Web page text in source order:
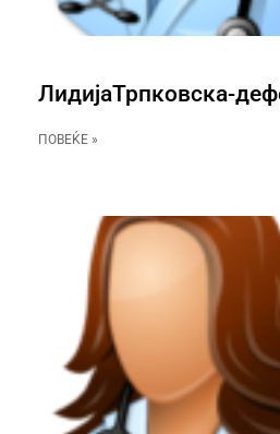
ЛидијаТрпковска-
ПОВЕЌЕ »